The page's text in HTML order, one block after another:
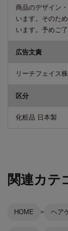
商品のデザイン
います。そのた
います。予めご
広告文責
リーチフェイス
区分
化粧品 日本製
関連カテ
HOME ヘア